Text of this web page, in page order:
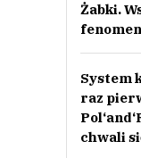
Żabki.
System
raz
chwali